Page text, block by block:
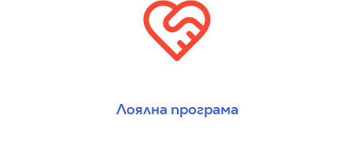
Лоялна програма